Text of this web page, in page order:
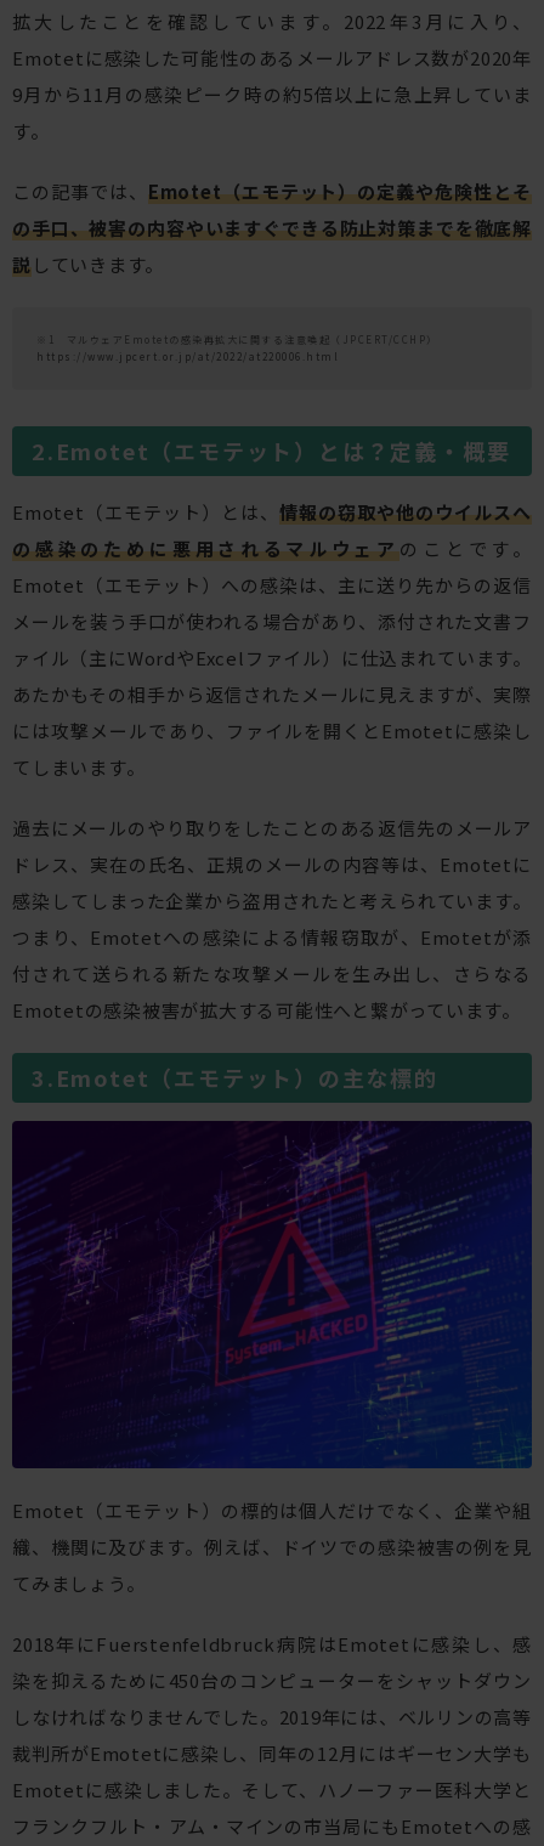
拡大したことを確認しています。2022年3月に入り、
Emotetに感染した可能性のあるメールアドレス数が2020年
9月から11月の感染ピーク時の約5倍以上に急上昇していま
す。
この記事では、 Emotet（エモテット）の定義や危険性とそ
の手口、被害の内容やいますぐできる防止対策までを徹底解
説していきます。
※1 マルウェアEmotetの感染再拡大に関する注意喚起（JPCERT/CCHP）
https://www.jpcert.or.jp/at/2022/at220006.html
Emotet（エモテット）とは？定義・概要
Emotet（エモテット）とは、 情報の窃取や他のウイルスへ
の感染のために悪用されるマルウェアのことです。
Emotet（エモテット）への感染は、主に送り先からの返信
メールを装う手口が使われる場合があり、添付された文書フ
ァイル（主にWordやExcelファイル）に仕込まれています。
あたかもその相手から返信されたメールに見えますが、実際
には攻撃メールであり、ファイルを開くとEmotetに感染し
てしまいます。
過去にメールのやり取りをしたことのある返信先のメールア
ドレス、実在の氏名、正規のメールの内容等は、Emotetに
感染してしまった企業から盗用されたと考えられています。
つまり、Emotetへの感染による情報窃取が、Emotetが添
付されて送られる新たな攻撃メールを生み出し、さらなる
Emotetの感染被害が拡大する可能性へと繋がっています。
Emotet（エモテット）の主な標的
Emotet（エモテット）の標的は個人だけでなく、企業や組
織、機関に及びます。例えば、ドイツでの感染被害の例を見
てみましょう。
2018年にFuerstenfeldbruck病院はEmotetに感染し、感
染を抑えるために450台のコンピューターをシャットダウン
しなければなりませんでした。2019年には、ベルリンの高等
裁判所がEmotetに感染し、同年の12月にはギーセン大学も
Emotetに感染しました。そして、ハノーファー医科大学と
フランクフルト・アム・マインの市当局にもEmotetへの感